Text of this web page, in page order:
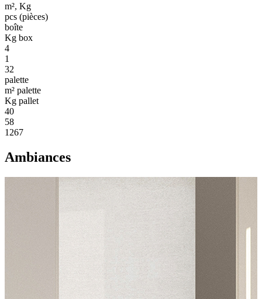
m², Kg
pcs (pièces)
boîte
Kg box
4
1
32
palette
m² palette
Kg pallet
40
58
1267
Ambiances